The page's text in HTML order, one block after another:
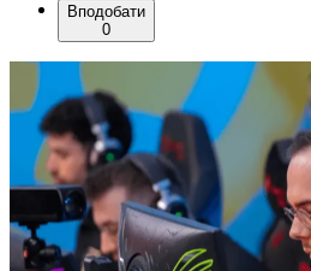
Вподобати
0